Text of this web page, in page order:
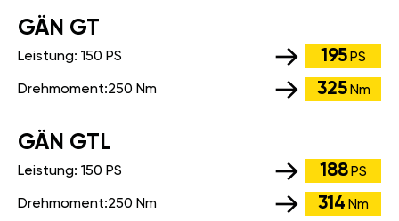
GÄN GT
Leistung: 150 PS 195 PS
Drehmoment:250 Nm 325 Nm
GÄN GTL
Leistung: 150 PS 188 PS
Drehmoment:250 Nm 314 Nm